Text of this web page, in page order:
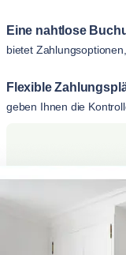
Eine nahtlose
bietet
Flexible
geben Ihnen die